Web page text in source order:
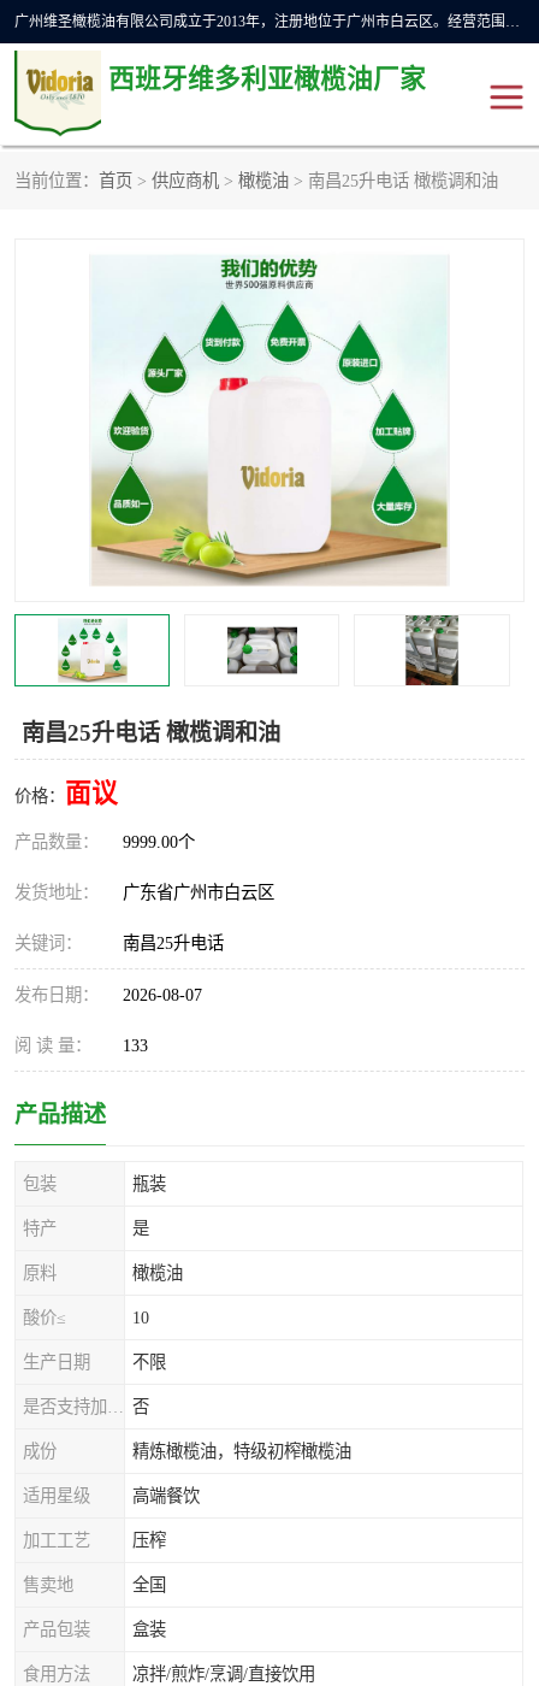
广州维圣橄榄油有限公司成立于2013年，注册地位于广州市白云区。经营范围包括饲料原料销售;畜牧渔业饲料销售;化妆品批发;贸易经纪;食品进出口等，主要产品有：橄榄果渣油，橄榄油，纯橄榄油等。
西班牙维多利亚橄榄油厂家
当前位置： 首页 > 供应商机 > 橄榄油 > 南昌25升电话 橄榄调和油
南昌25升电话 橄榄调和油
价格： 面议
产品数量： 9999.00个
发货地址： 广东省广州市白云区
关键词： 南昌25升电话
发布日期： 2026-08-07
阅 读 量： 133
产品描述
包装 瓶装
特产 是
原料 橄榄油
酸价≤ 10
生产日期 不限
否
成份 精炼橄榄油，特级初榨橄榄油
适用星级 高端餐饮
加工工艺 压榨
售卖地 全国
产品包装 盒装
食用方法 凉拌/煎炸/烹调/直接饮用
特级初榨橄榄油
精炼橄榄油